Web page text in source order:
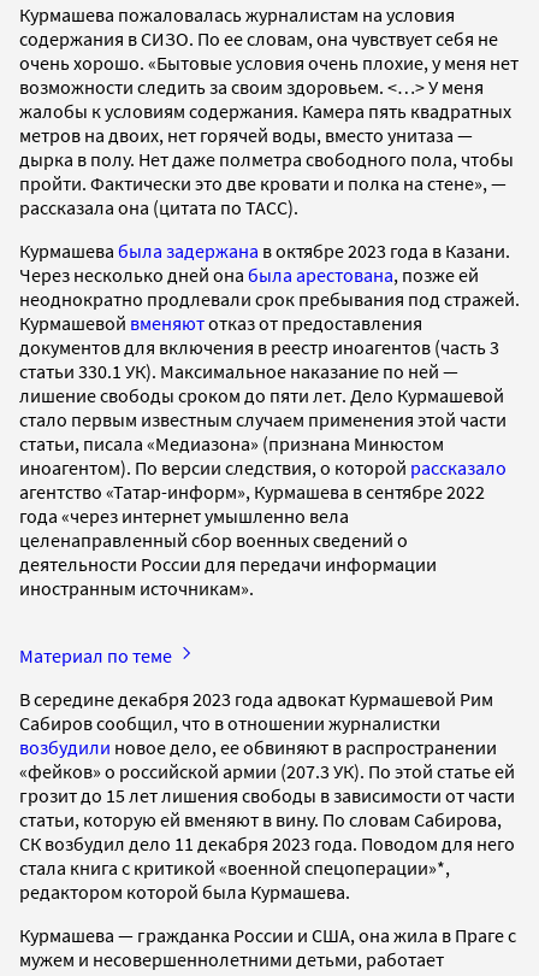
Курмашева пожаловалась журналистам на условия
содержания в СИЗО. По ее словам, она чувствует себя не
очень хорошо. «Бытовые условия очень плохие, у меня нет
возможности следить за своим здоровьем. <…> У меня
жалобы к условиям содержания. Камера пять квадратных
метров на двоих, нет горячей воды, вместо унитаза —
дырка в полу. Нет даже полметра свободного пола, чтобы
пройти. Фактически это две кровати и полка на стене», —
рассказала она (цитата по ТАСС).
Курмашева была задержана в октябре 2023 года в Казани.
Через несколько дней она была арестована, позже ей
неоднократно продлевали срок пребывания под стражей.
Курмашевой вменяютотказ от предоставления
документов для включения в реестр иноагентов (часть 3
статьи 330.1 УК). Максимальное наказание по ней —
лишение свободы сроком до пяти лет. Дело Курмашевой
стало первым известным случаем применения этой части
статьи, писала «Медиазона» (признана Минюстом
иноагентом). По версии следствия, о которой рассказало
агентство «Татар-информ», Курмашева в сентябре 2022
года «через интернет умышленно вела
целенаправленный сбор военных сведений о
деятельности России для передачи информации
иностранным источникам».
Материал по теме
В середине декабря 2023 года адвокат Курмашевой Рим
Сабиров сообщил, что в отношении журналистки
возбудили новое дело, ее обвиняют в распространении
«фейков» о российской армии (207.3 УК). По этой статье ей
грозит до 15 лет лишения свободы в зависимости от части
статьи, которую ей вменяют в вину. По словам Сабирова,
СК возбудил дело 11 декабря 2023 года. Поводом для него
стала книга с критикой «военной спецоперации»*,
редактором которой была Курмашева.
Курмашева — гражданка России и США, она жила в Праге с
мужем и несовершеннолетними детьми, работает